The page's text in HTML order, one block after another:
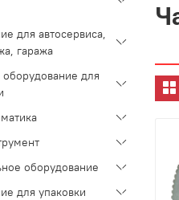
для автосервиса,
гаража
для
оборудование
для упаковки